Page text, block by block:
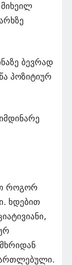
ბევრად
პოზიტიურ
როგორ
ხდებით